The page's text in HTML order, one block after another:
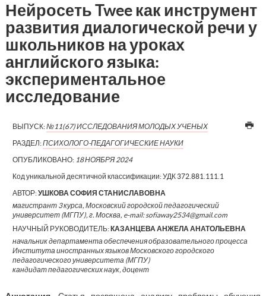
Нейросеть Twee как инструмент
развития диалогической речи у
школьников на уроках
английского языка:
экспериментальное
исследование
ВЫПУСК:№11(67) ИССЛЕДОВАНИЯ МОЛОДЫХ УЧЕНЫХ
РАЗДЕЛ:ПСИХОЛОГО-ПЕДАГОГИЧЕСКИЕ НАУКИ
ОПУБЛИКОВАНО: 18 НОЯБРЯ 2024
Код уникальной десятичной классификации:УДК 372.881.111.1
АВТОР:УШКОВА СОФИЯ СТАНИСЛАВОВНА
магистрант 3 курса, Московский городской педагогический
университет (МГПУ), г. Москва, e-mail: sofiaway2534@gmail.com
НАУЧНЫЙ РУКОВОДИТЕЛЬ:КАЗАНЦЕВА АНЖЕЛА АНАТОЛЬЕВНА
начальник департамента обеспечения образовательного процесса
Института иностранных языков Московского городского
педагогического университета (МГПУ)
кандидат педагогических наук, доцент